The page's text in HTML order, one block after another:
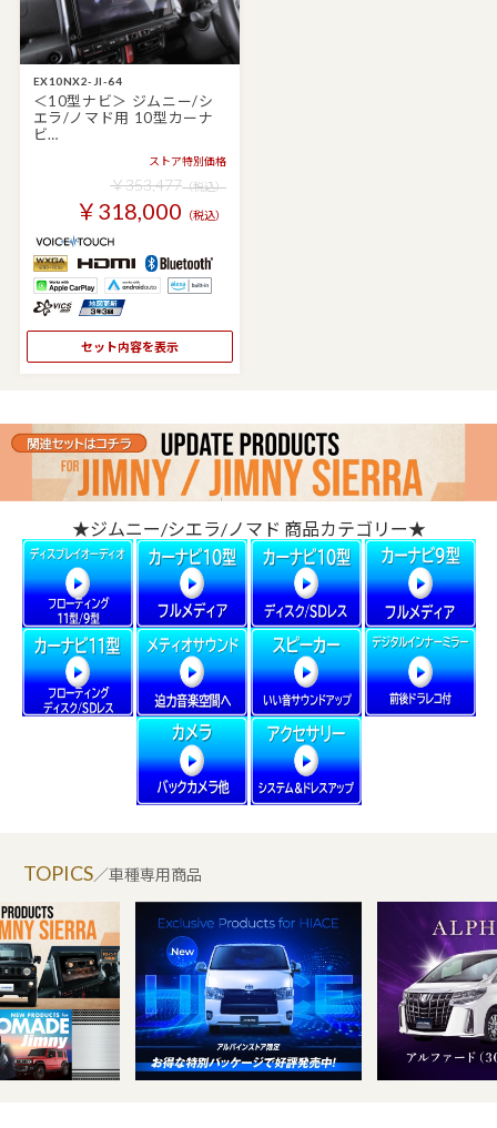
EX10NX2-JI-64
＜10型ナビ＞ ジムニー/シ
エラ/ノマド用 10型カーナ
ビ…
ストア特別価格
￥353,477（税込）
￥318,000 （税込）
セット内容を表示
★ジムニー/シエラ/ノマド 商品カテゴリー★
／車種専用商品